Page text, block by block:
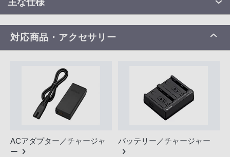
対応商品・アクセサリー
ACアダプター／チャージャ
ー
バッテリー／チャージャー